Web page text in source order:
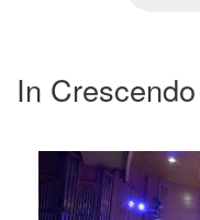
In Crescendo